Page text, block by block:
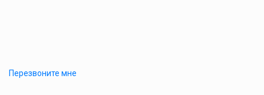
Перезвоните мне